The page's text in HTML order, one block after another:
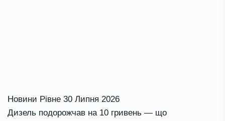
Новини Рівне 30 Липня 2026
Дизель подорожчав на 10 гривень — що